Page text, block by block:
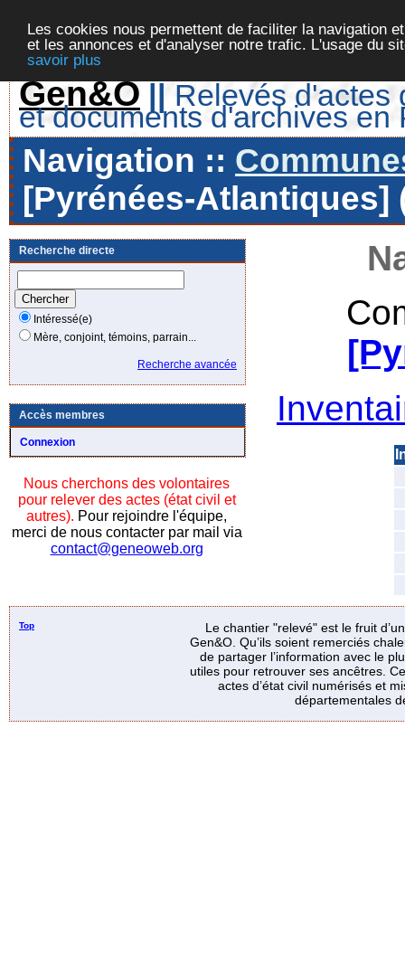
Les cookies nous permettent de faciliter la navigation
et les annonces et d'analyser notre trafic. L'usage du
savoir plus
Gen&O || Relevés d'actes
et documents d'archives en
Navigation ::
[Pyrénées-Atlantiques]
Recherche directe
Intéressé(e)
Mère, conjoint, témoins, parrain...
Recherche avancée
Accès membres
Connexion
Nous cherchons des volontaires
pour relever des actes (état civil et
autres). Pour rejoindre l'équipe,
merci de nous contacter par mail via
contact@geneoweb.org
Top
Le chantier "relevé" est le fruit
Gen&O. Qu’ils soient remerciés
de partager l’information avec le
utiles pour retrouver ses ancêtres.
actes d’état civil numérisés et
départementales